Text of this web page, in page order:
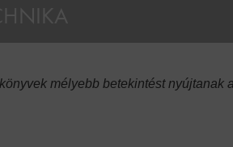
mélyebb betekintést